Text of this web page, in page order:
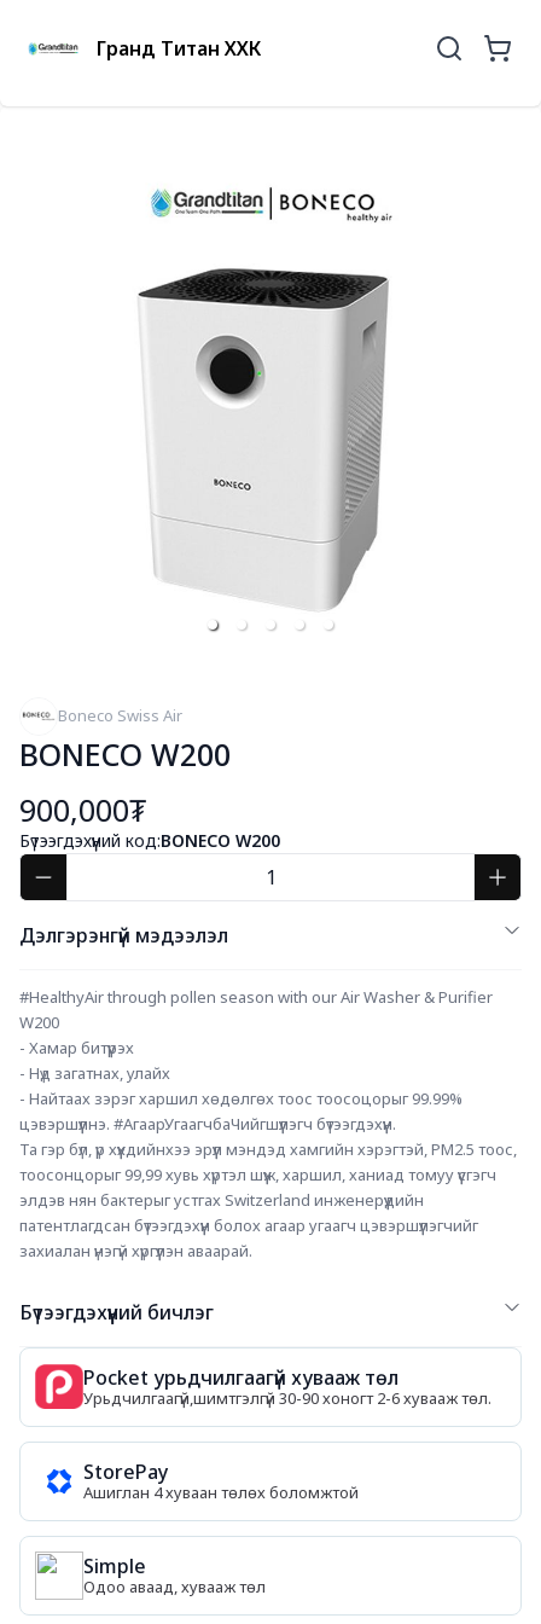
Гранд Титан ХХК
Boneco Swiss Air
BONECO W200
900,000₮
Бүтээгдэхүүний код:BONECO W200
Дэлгэрэнгүй мэдээлэл
#HealthyAir through pollen season with our Air Washer & Purifier
W200
- Хамар битүүрэх
- Нүд загатнах, улайх
- Найтаах зэрэг харшил хөдөлгөх тоос тоосоцорыг 99.99%
цэвэршүүлнэ. #АгаарУгаагчбаЧийгшүүлэгч бүтээгдэхүүн.
Та гэр бүл, үр хүүхдийнхээ эрүүл мэндэд хамгийн хэрэгтэй, PM2.5 тоос,
тоосонцорыг 99,99 хувь хүртэл шүүж, харшил, ханиад томуу үүсгэгч
элдэв нян бактерыг устгах Switzerland инженерүүдийн
патентлагдсан бүтээгдэхүүн болох агаар угаагч цэвэршүүлэгчийг
захиалан үнэгүй хүргүүлэн аваарай.
Бүтээгдэхүүний бичлэг
Pocket урьдчилгаагүй хувааж төл
Урьдчилгаагүй,шимтгэлгүй 30-90 хоногт 2-6 хувааж төл.
StorePay
Ашиглан 4 хуваан төлөх боломжтой
Simple
Одоо аваад, хувааж төл